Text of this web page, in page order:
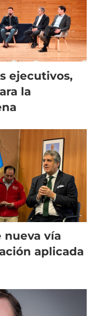
ejecutivos,
la
nueva vía
aplicada